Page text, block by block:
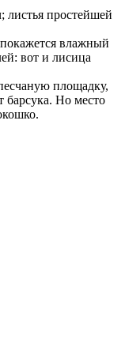
листья простейшей
влажный
вот и лисица
площадку,
барсука. Но место